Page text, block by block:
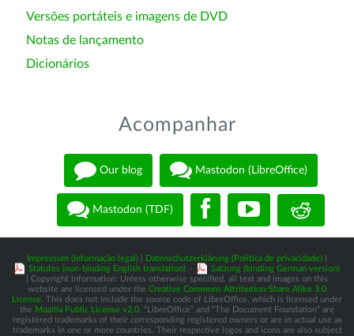
Versões portáteis e imagens de DVD
Notas de lançamento
Dicionários
Acompanhar
Our blog Mastodon (LibreOffice)
Mastodon (TDF)
Impressum (Informação legal) Datenschutzerklärung (Política de privacidade)
Statutes (non-binding English translation) -
Satzung (binding German version)
| Copyright information: Unless otherwise specified, all text and images on this
website are licensed under the Creative Commons Attribution-Share Alike 3.0
License . This does not include the source code of LibreOffice, which is licensed under
the Mozilla Public License v2.0 . “LibreOffice” and “The Document Foundation” are
registered trademarks of their corresponding registered owners or are in actual use as
trademarks in one or more countries. Their respective logos and icons are also subject